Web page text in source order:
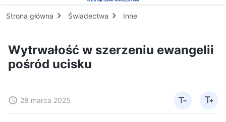
Strona główna Świadectwa Inne
Wytrwałość w szerzeniu ewangelii
pośród ucisku
28 marca 2025